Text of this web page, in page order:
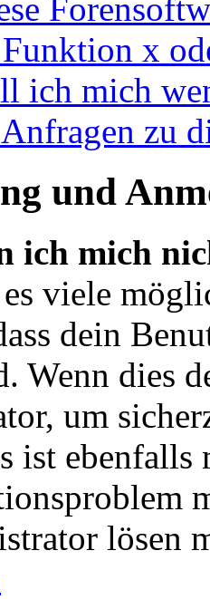
x
ich mich
zu
und
ich mich
viele
dein
Wenn dies
um
ist ebenfalls
lösen